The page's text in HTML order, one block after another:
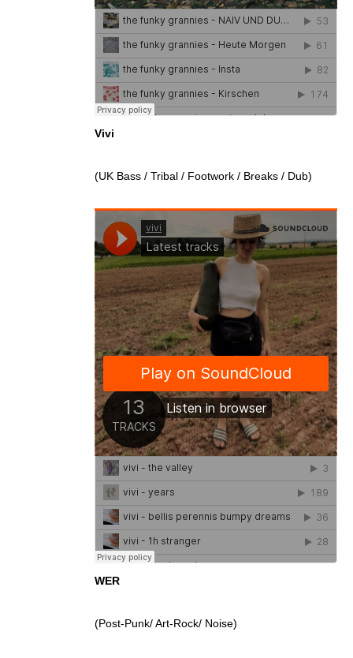
Vivi
(UK Bass / Tribal / Footwork / Breaks / Dub)
WER
(Post-Punk/ Art-Rock/ Noise)